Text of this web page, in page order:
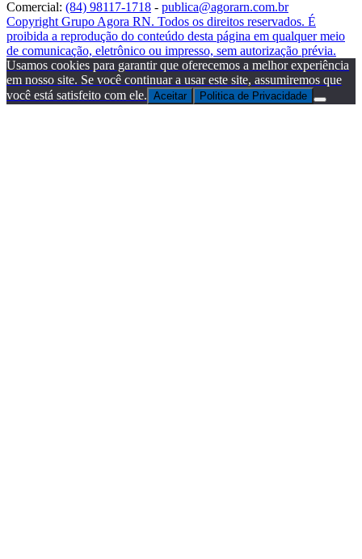
Comercial: (84) 98117-1718 - publica@agorarn.com.br
Copyright Grupo Agora RN. Todos os direitos reservados. É
proibida a reprodução do conteúdo desta página em qualquer meio
de comunicação, eletrônico ou impresso, sem autorização prévia.
Usamos cookies para garantir que oferecemos a melhor experiência
em nosso site. Se você continuar a usar este site, assumiremos que
você está satisfeito com ele. Aceitar Politica de Privacidade